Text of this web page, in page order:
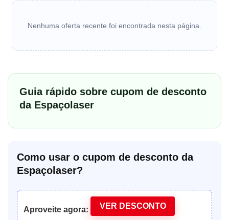
Nenhuma oferta recente foi encontrada nesta página.
Guia rápido sobre cupom de desconto
da Espaçolaser
Como usar o cupom de desconto da
Espaçolaser?
Aproveite agora: VER DESCONTO